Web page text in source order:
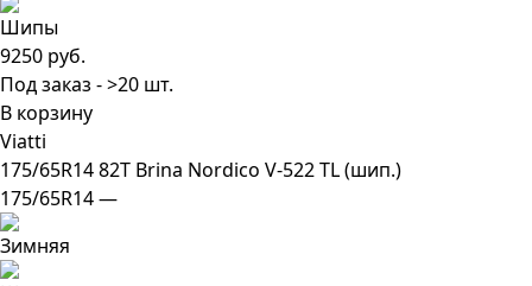
9250 руб.
Под заказ - >20 шт.
В корзину
Viatti
175/65R14 82T Brina Nordico V-522 TL (шип.)
175/65R14 —